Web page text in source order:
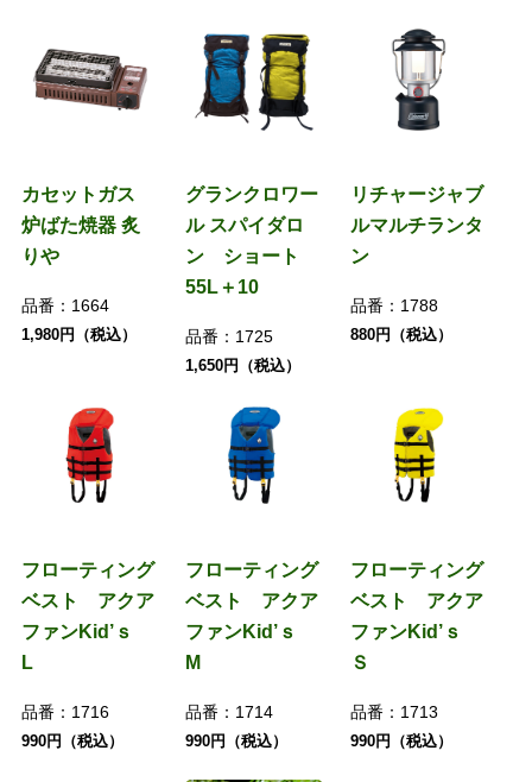
カセットガス
炉ばた焼器 炙
りや
品番： 1664
1,980円（税込）
グランクロワー
ル スパイダロ
ン ショート
55L＋10
品番： 1725
1,650円（税込）
リチャージャブ
ルマルチランタ
ン
品番： 1788
880円（税込）
フローティング
ベスト アクア
ファンKid’ｓ
L
品番： 1716
990円（税込）
フローティング
ベスト アクア
ファンKid’ｓ
M
品番： 1714
990円（税込）
フローティング
ベスト アクア
ファンKid’ｓ
Ｓ
品番： 1713
990円（税込）